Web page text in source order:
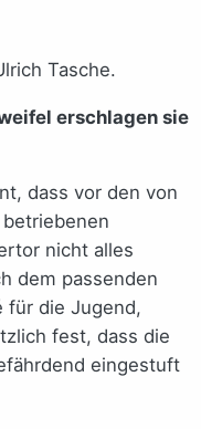
Tasche.
erschlagen sie
dass vor den von
nicht alles
dem passenden
für die Jugend,
fest, dass die
eingestuft